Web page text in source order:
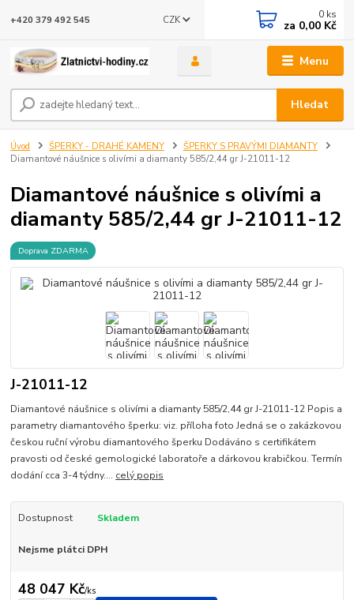
Menu
CZK
Hledat
+420 379 492 545 0 ks
za 0,00 Kč
Úvod ŠPERKY - DRAHÉ KAMENY
ŠPERKY S PRAVÝMI DIAMANTY
Diamantové náušnice s olivími a diamanty 585/2,44 gr J-21011-12
Diamantové náušnice s olivími a
diamanty 585/2,44 gr J-21011-12
Doprava ZDARMA
J-21011-12
Diamantové náušnice s olivími a diamanty 585/2,44 gr J-21011-12 Popis a
parametry diamantového šperku: viz. příloha foto Jedná se o zakázkovou
českou ruční výrobu diamantového šperku Dodáváno s certifikátem
pravosti od české gemologické laboratoře a dárkovou krabičkou. Termín
dodání cca 3-4 týdny.... celý popis
Dostupnost Skladem
Nejsme plátci DPH
48 047 Kč/ks